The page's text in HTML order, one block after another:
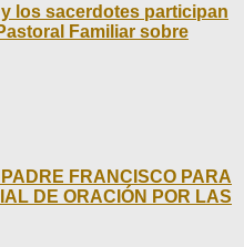
los sacerdotes participan
Familiar sobre
FRANCISCO PARA
DE ORACIÓN POR LAS